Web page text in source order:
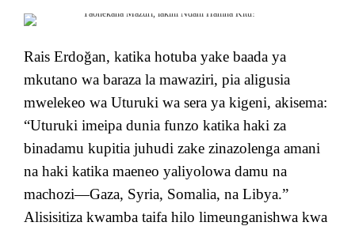
Rais Erdoğan, katika hotuba yake baada ya
mkutano wa baraza la mawaziri, pia aligusia
mwelekeo wa Uturuki wa sera ya kigeni, akisema:
“Uturuki imeipa dunia funzo katika haki za
binadamu kupitia juhudi zake zinazolenga amani
na haki katika maeneo yaliyolowa damu na
machozi—Gaza, Syria, Somalia, na Libya.”
Alisisitiza kwamba taifa hilo limeunganishwa kwa